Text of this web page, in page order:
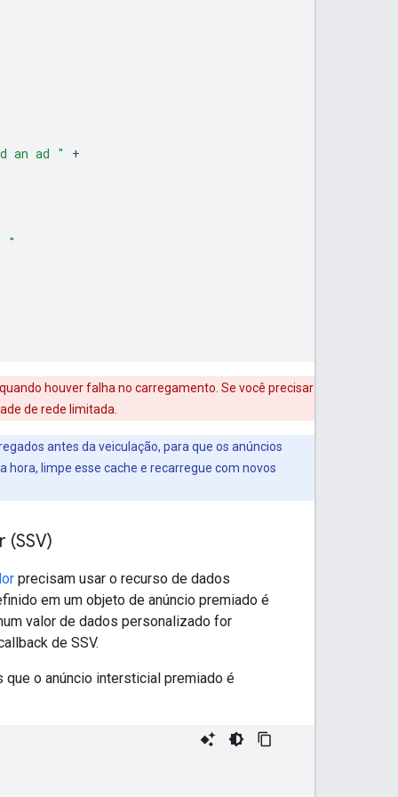
an ad " +
"
houver falha no carregamento. Se você precisar
de rede limitada.
antes da veiculação, para que os anúncios
hora, limpe esse cache e recarregue com novos
precisam usar o recurso de dados
em um objeto de anúncio premiado é
valor de dados personalizado for
de SSV.
o anúncio intersticial premiado é